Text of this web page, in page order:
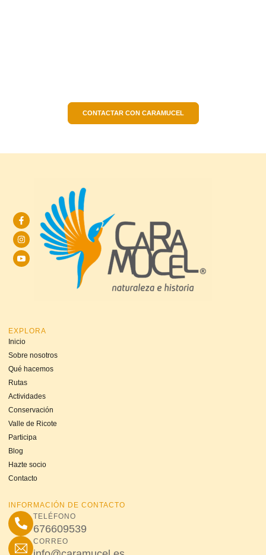
CONTACTAR CON CARAMUCEL
EXPLORA
Inicio
Sobre nosotros
Qué hacemos
Rutas
Actividades
Conservación
Valle de Ricote
Participa
Blog
Hazte socio
Contacto
INFORMACIÓN DE CONTACTO
TELÉFONO
676609539
CORREO